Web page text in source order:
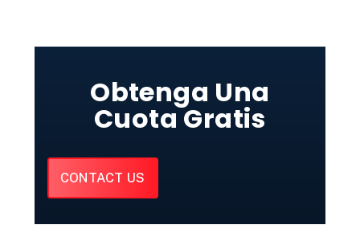
Obtenga Una
Cuota Gratis
CONTACT US